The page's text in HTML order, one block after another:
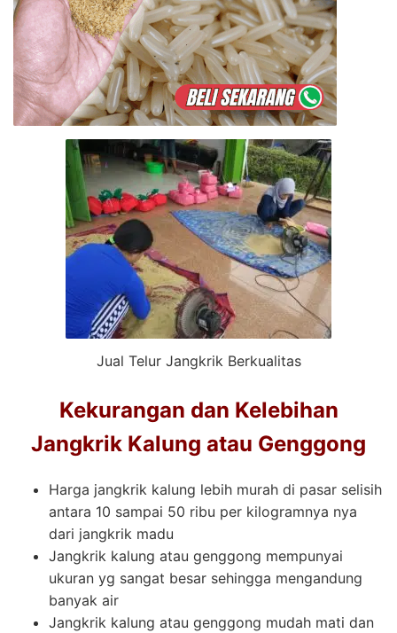
Jual Telur Jangkrik Berkualitas
Kekurangan dan Kelebihan
Jangkrik Kalung atau Genggong
Harga jangkrik kalung lebih murah di pasar selisih
antara 10 sampai 50 ribu per kilogramnya nya
dari jangkrik madu
Jangkrik kalung atau genggong mempunyai
ukuran yg sangat besar sehingga mengandung
banyak air
Jangkrik kalung atau genggong mudah mati dan